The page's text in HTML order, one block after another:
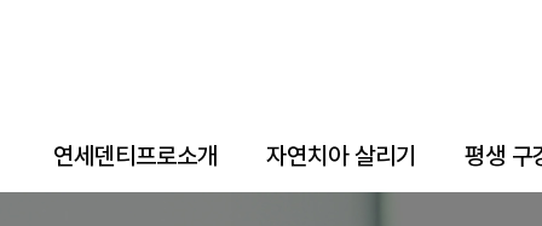
연세덴티프로소개 자연치아 살리기 평생 구